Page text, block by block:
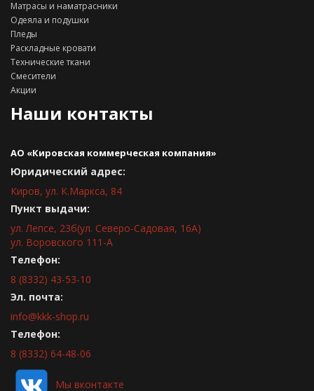
Матрасы и наматрасники
Одеяла и подушки
Пледы
Раскладные кровати
Технические ткани
Смесители
Акции
Наши контакты
АО «Кировская коммерческая компания»
Юридический адрес:
Киров, ул. К.Маркса, 84
Пункт выдачи:
ул. Лепсе, 23б(ул. Северо-Садовая, 16А)
ул. Воровского 111-А
Телефон:
8 (8332) 43-53-10
Эл. почта:
info@kkk-shop.ru
Телефон:
8 (8332) 64-48-06
Мы вконтакте